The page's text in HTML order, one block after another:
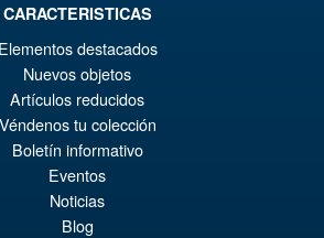
AÑADIR AL CARRITO
Iron Factory IF-EX53 Oni-vajra
CARACTERISTICAS
Elementos destacados
Nuevos objetos
Artículos reducidos
Véndenos tu colección
Boletín informativo
Eventos
Noticias
Blog